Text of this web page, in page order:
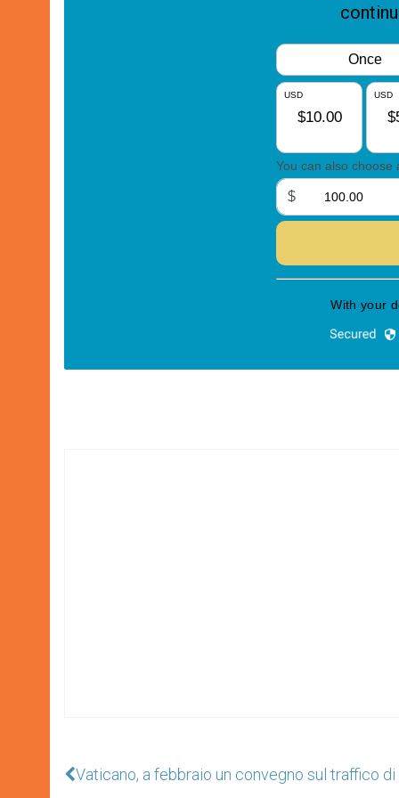
Vaticano, a febbraio un convegno sul traffico di